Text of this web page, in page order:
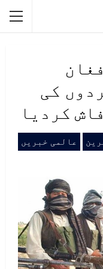
کی
کردیا
عالمی خبریں